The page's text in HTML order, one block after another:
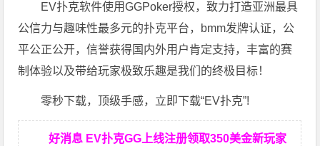
EV扑克软件使用GGPoker授权，致力打造亚洲最具
公信力与趣味性最多元的扑克平台，bmm发牌认证，公
平公正公开，信誉获得国内外用户肯定支持，丰富的赛
制体验以及带给玩家极致乐趣是我们的终极目标！
零秒下载，顶级手感，立即下载“EV扑克”!
好消息 EV扑克GG上线注册领取350美金新玩家